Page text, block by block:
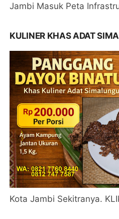
Jambi Masuk Peta
KULINER KHAS ADAT
Kota Jambi Sekitranya.